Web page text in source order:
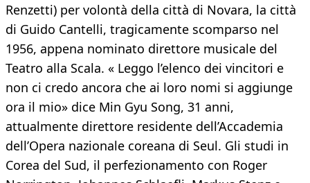
Renzetti) per volontà della città di Novara, la città
di Guido Cantelli, tragicamente scomparso nel
1956, appena nominato direttore musicale del
Teatro alla Scala. « Leggo l’elenco dei vincitori e
non ci credo ancora che ai loro nomi si aggiunge
ora il mio» dice Min Gyu Song, 31 anni,
attualmente direttore residente dell’Accademia
dell’Opera nazionale coreana di Seul. Gli studi in
Corea del Sud, il perfezionamento con Roger